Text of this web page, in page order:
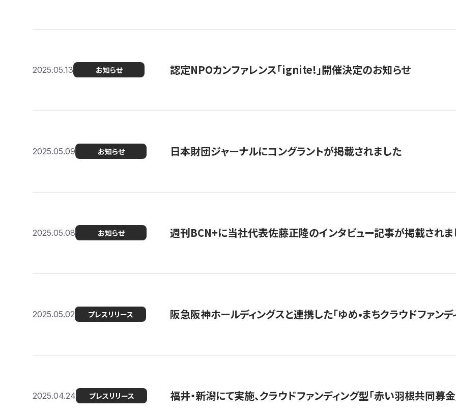
2025.05.13 お知らせ 認定NPOカンファレンス「ignite!」開催決定のお知らせ
2025.05.09 お知らせ 日本財団ジャーナルにコングラントが掲載されました
2025.05.08 お知らせ 週刊BCN+に当社代表佐藤正隆のインタビュー記事が掲載されま
2025.05.02 プレスリリース 阪急阪神ホールディングスと連携した「ゆめ•まちクラウドファン
2025.04.24 プレスリリース 福井・新潟にて実施、クラウドファンディング型「赤い羽根共同